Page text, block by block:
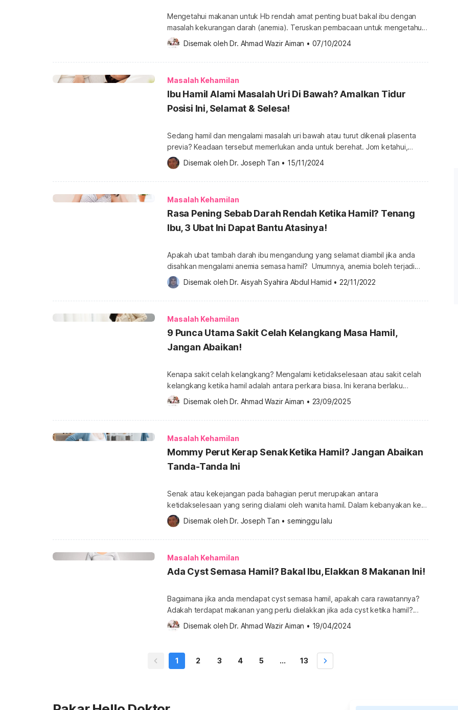
Mengetahui makanan untuk Hb rendah amat penting buat bakal ibu dengan
masalah kekurangan darah (anemia). Teruskan pembacaan untuk mengetahui
jawapannya. Untuk mendapatkan lebih banyak info tentang Kehamilan, sila
dapatkannya di sini. Jenis masalah anemia Semasa mengandung, anda berisiko
mengalami anemia - darah tidak mempunyai sel darah merah sihat untuk
Disemak oleh Dr. Ahmad Wazir Aiman • 07/10/2024
Masalah Kehamilan
Ibu Hamil Alami Masalah Uri Di Bawah? Amalkan Tidur
Posisi Ini, Selamat & Selesa!
Sedang hamil dan mengalami masalah uri bawah atau turut dikenali plasenta
previa? Keadaan tersebut memerlukan anda untuk berehat. Jom ketahui,
posisi tidur ibu hamil dengan plasenta previa yang boleh diamalkan. Untuk
mendapatkan lebih banyak info tentang Kehamilan, sila dapatkannya di sini.
Apa itu plasenta previa? Sebelum kita mengetahui apakah posisi tidur ibu hamil
Disemak oleh Dr. Joseph Tan • 15/11/2024
Masalah Kehamilan
Rasa Pening Sebab Darah Rendah Ketika Hamil? Tenang
Ibu, 3 Ubat Ini Dapat Bantu Atasinya!
Apakah ubat tambah darah ibu mengandung yang selamat diambil jika anda
disahkan mengalami anemia semasa hamil? Umumnya, anemia boleh terjadi
apabila darah tidak mempunyai sel darah merah sihat mencukupi untuk
membawa oksigen kepada tisu badan. Bagi wanita berbadan dua, lebih
banyak oksigen diperlukan daripada biasa kerana janin dalam kandungannya
Disemak oleh Dr. Aisyah Syahira Abdul Hamid • 22/11/2022
Masalah Kehamilan
9 Punca Utama Sakit Celah Kelangkang Masa Hamil,
Jangan Abaikan!
Kenapa sakit celah kelangkang? Mengalami ketidakselesaan atau sakit celah
kelangkang ketika hamil adalah antara perkara biasa. Ini kerana berlaku
beberapa perubahan melibatkan badan, organ dan hormon pada bakal ibu.
Jom ketahui antara punca yang mungkin menyebabkan sakit celah kelangkang
ketika awal hamil sepanjang tempoh mengandung. Untuk mendapatkan lebih
Disemak oleh Dr. Ahmad Wazir Aiman • 23/09/2025
Masalah Kehamilan
Mommy Perut Kerap Senak Ketika Hamil? Jangan Abaikan
Tanda-Tanda Ini
Senak atau kekejangan pada bahagian perut merupakan antara
ketidakselesaan yang sering dialami oleh wanita hamil. Dalam kebanyakan kes,
keadaan ini adalah normal kerana tubuh sedang mengalami pelbagai
perubahan untuk menyokong perkembangan bayi. Walau bagaimanapun, ada
kalanya sakit perut ketika hamil boleh menjadi petanda kepada masalah
senak ketika hamil, punca […]
Disemak oleh Dr. Joseph Tan • seminggu lalu
Masalah Kehamilan
Ada Cyst Semasa Hamil? Bakal Ibu, Elakkan 8 Makanan Ini!
Bagaimana jika anda mendapat cyst semasa hamil, apakah cara rawatannya?
Adakah terdapat makanan yang perlu dielakkan jika ada cyst ketika hamil?
Mengetahui diri mempunyai cyst atau sista ovari semasa mengandung, sudah
tentu akan menimbulkan rasa bimbang di hati, betul tak? Bertenang, ya. Dalam
ovari ketika kehamilan. Untuk mendapatkan […]
Disemak oleh Dr. Ahmad Wazir Aiman • 19/04/2024
1 2 3 4 5 ... 13